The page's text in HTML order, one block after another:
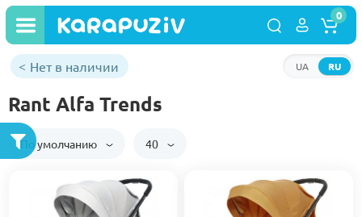
RU
UA
0
Нет в наличии
Rant Alfa Trends
По умолчанию 40